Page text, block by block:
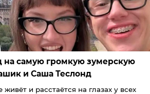
на самую громкую зумерскую
и Саша Теслонд
и расстаётся на глазах у всех